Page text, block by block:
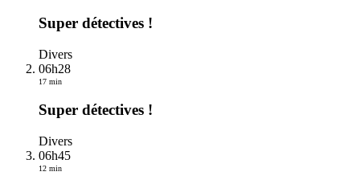
Super détectives !
Divers
06h28
17 min
Super détectives !
Divers
06h45
12 min